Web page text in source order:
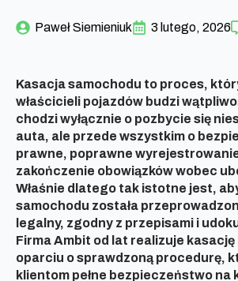
Paweł Siemieniuk 3 lutego, 2026
Kasacja samochodu to proces,
właścicieli pojazdów budzi
chodzi wyłącznie o pozbycie się
auta, ale przede wszystkim o
prawne, poprawne
zakończenie obowiązków wobec
Właśnie dlatego tak istotne jest,
samochodu została
legalny, zgodny z przepisami i
Firma Ambit od lat realizuje kasację
oparciu o sprawdzoną procedurę,
klientom pełne bezpieczeństwo na